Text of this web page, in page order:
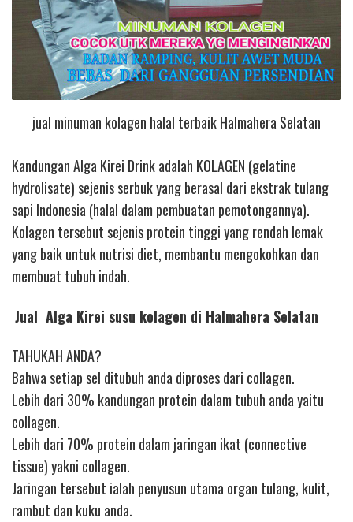
jual minuman kolagen halal terbaik Halmahera Selatan
Kandungan Alga Kirei Drink adalah KOLAGEN (gelatine
hydrolisate) sejenis serbuk yang berasal dari ekstrak tulang
sapi Indonesia (halal dalam pembuatan pemotongannya).
Kolagen tersebut sejenis protein tinggi yang rendah lemak
yang baik untuk nutrisi diet, membantu mengokohkan dan
membuat tubuh indah.
Jual Alga Kirei susu kolagen di Halmahera Selatan
TAHUKAH ANDA?
Bahwa setiap sel ditubuh anda diproses dari collagen.
Lebih dari 30% kandungan protein dalam tubuh anda yaitu
collagen.
Lebih dari 70% protein dalam jaringan ikat (connective
tissue) yakni collagen.
Jaringan tersebut ialah penyusun utama organ tulang, kulit,
rambut dan kuku anda.